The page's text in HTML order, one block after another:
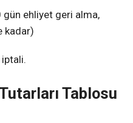
gün ehliyet geri alma,
kadar)
Tablosu